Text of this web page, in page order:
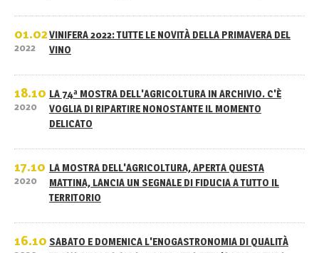
01.02
2022
VINIFERA 2022: TUTTE LE NOVITÀ DELLA PRIMAVERA DEL
VINO
18.10
2020
LA 74ª MOSTRA DELL'AGRICOLTURA IN ARCHIVIO. C'È
VOGLIA DI RIPARTIRE NONOSTANTE IL MOMENTO
DELICATO
17.10
2020
LA MOSTRA DELL'AGRICOLTURA, APERTA QUESTA
MATTINA, LANCIA UN SEGNALE DI FIDUCIA A TUTTO IL
TERRITORIO
16.10 SABATO E DOMENICA L'ENOGASTRONOMIA DI QUALITÀ